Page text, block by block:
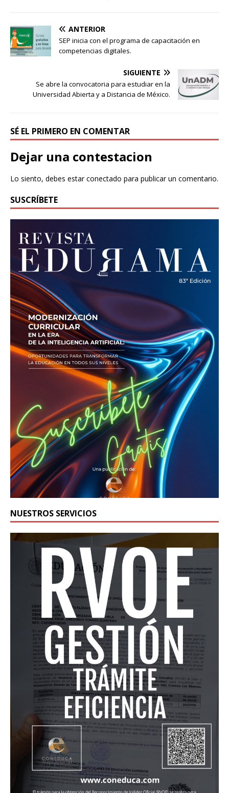
ANTERIOR
SEP inicia con el programa de capacitación en
competencias digitales.
SIGUIENTE
Se abre la convocatoria para estudiar en la
Universidad Abierta y a Distancia de México.
SÉ EL PRIMERO EN COMENTAR
Dejar una contestacion
Lo siento, debes estarconectado para publicar un comentario.
SUSCRÍBETE
NUESTROS SERVICIOS